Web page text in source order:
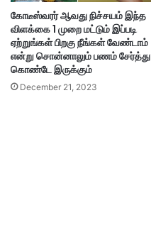
கோடீஸ்வரர் ஆவது நிச்சயம் இந்த
விளக்கை 1 முறை மட்டும் இப்படி
ஏற்றுங்கள் பிறகு நீங்கள் வேண்டாம்
என்று சொன்னாலும் பணம் சேர்த்து
கொண்டே இருக்கும்
December 21, 2023